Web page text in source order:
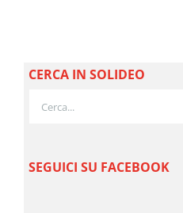
CERCA IN SOLIDEO
SEGUICI SU FACEBOOK